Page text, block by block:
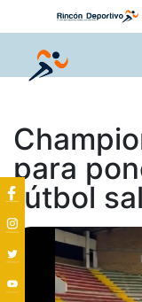
para
fútbol